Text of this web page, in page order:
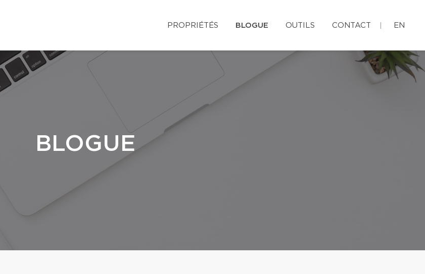
PROPRIÉTÉS BLOGUE OUTILS CONTACT EN
BLOGUE